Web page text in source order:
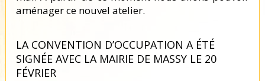
aménager ce nouvel atelier.
LA CONVENTION D’OCCUPATION A ÉTÉ
SIGNÉE AVEC LA MAIRIE DE MASSY LE 20
FÉVRIER